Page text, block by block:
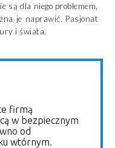
są dla niego problemem,
je naprawić. Pasjonat
i świata.
firmą
w bezpiecznym
od
wtórnym.